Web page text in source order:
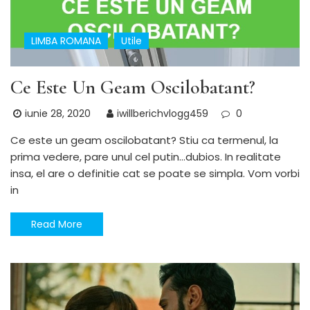
LIMBA ROMANA Utile
Ce Este Un Geam Oscilobatant?
iunie 28, 2020 iwillberichvlogg459 0
Ce este un geam oscilobatant? Stiu ca termenul, la
prima vedere, pare unul cel putin…dubios. In realitate
insa, el are o definitie cat se poate se simpla. Vom vorbi
in
Read More